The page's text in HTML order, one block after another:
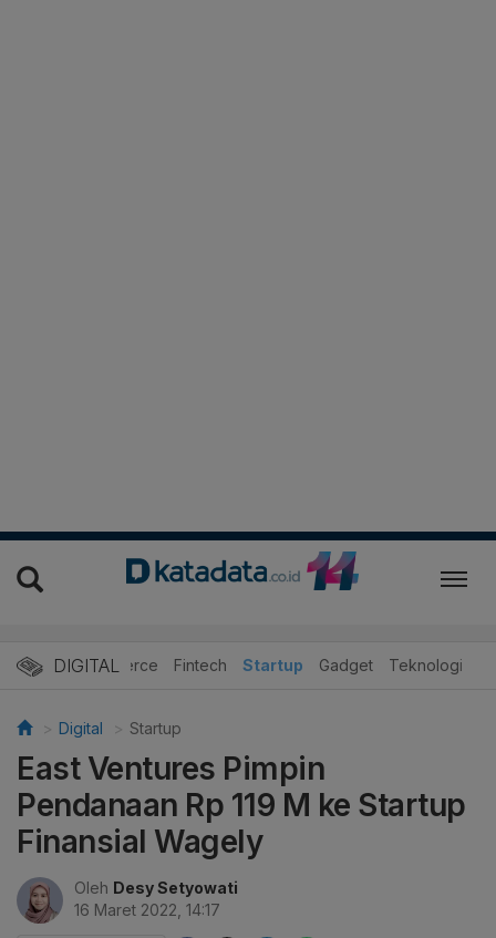
DIGITAL
E-Commerce Fintech Startup Gadget Teknologi
Digital Startup
East Ventures Pimpin
Pendanaan Rp 119 M ke Startup
Finansial Wagely
Oleh Desy Setyowati
16 Maret 2022, 14:17